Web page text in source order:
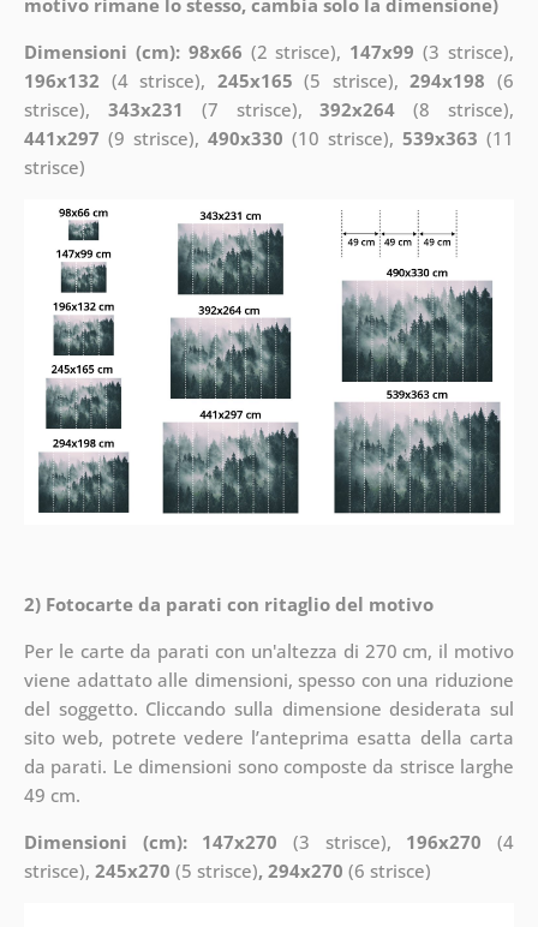
motivo rimane lo stesso, cambia solo la dimensione)
Dimensioni (cm): 98x66 (2 strisce), 147x99 (3 strisce),
196x132 (4 strisce), 245x165 (5 strisce),294x198 (6
strisce), 343x231 (7 strisce),392x264 (8 strisce),
441x297 (9 strisce), 490x330 (10 strisce),539x363 (11
strisce)
2) Fotocarte da parati con ritaglio del motivo
Per le carte da parati con un'altezza di 270 cm, il motivo
viene adattato alle dimensioni, spesso con una riduzione
del soggetto. Cliccando sulla dimensione desiderata sul
sito web, potrete vedere l’anteprima esatta della carta
da parati. Le dimensioni sono composte da strisce larghe
49 cm.
Dimensioni (cm): 147x270 (3 strisce), 196x270 (4
strisce), 245x270 (5 strisce), 294x270 (6 strisce)